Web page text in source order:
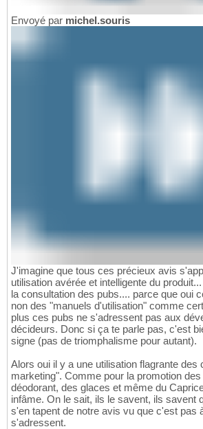
Envoyé par michel.souris
J'imagine que tous ces précieux avis
utilisation avérée et intelligente du
la consultation des pubs.... parce que oui
non des "manuels d'utilisation" comme
plus ces pubs ne s'adressent pas aux
décideurs. Donc si ça te parle pas, c'est
signe (pas de triomphalisme pour autant).
Alors oui il y a une utilisation flagrante des
marketing". Comme pour la promotion
déodorant, des glaces et même du
infâme. On le sait, ils le savent, ils savent
s'en tapent de notre avis vu que c'est pas
s'adressent.